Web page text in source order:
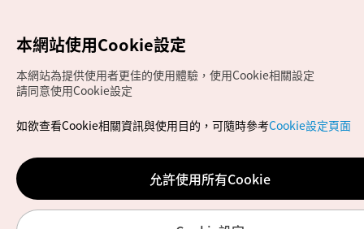
Copyrights (c) 韓國觀光公社版權所有
如有相關疑問或建議，歡迎來信至官方信箱
chinese_big5@knto.or.kr
本網站使用Cookie設定
本網站為提供使用者更佳的使用體驗，使用Cookie相關設定
請同意使用Cookie設定
如欲查看Cookie相關資訊與使用目的，可隨時參考Cookie設定頁面
允許使用所有Cookie